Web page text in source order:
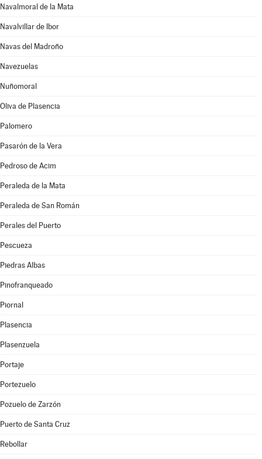
Navalmoral de la Mata
Navalvillar de Ibor
Navas del Madroño
Navezuelas
Nuñomoral
Oliva de Plasencia
Palomero
Pasarón de la Vera
Pedroso de Acim
Peraleda de la Mata
Peraleda de San Román
Perales del Puerto
Pescueza
Piedras Albas
Pinofranqueado
Piornal
Plasencia
Plasenzuela
Portaje
Portezuelo
Pozuelo de Zarzón
Puerto de Santa Cruz
Rebollar